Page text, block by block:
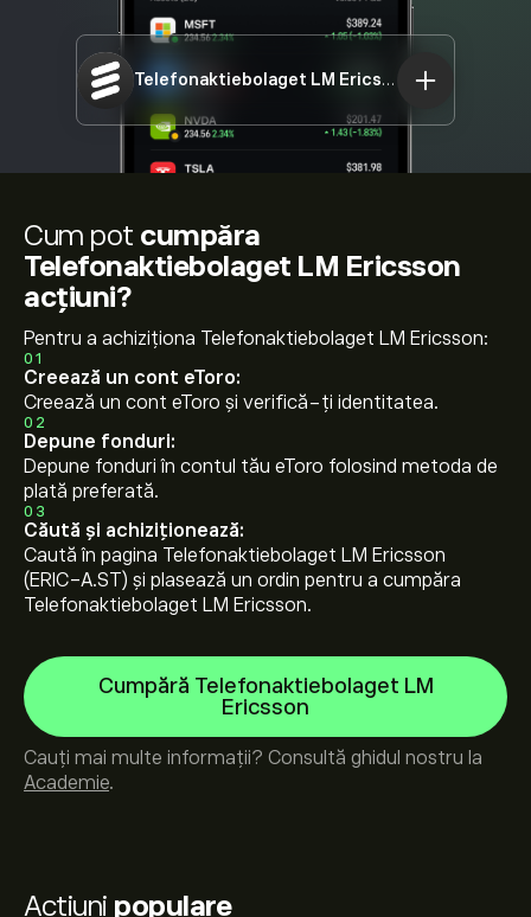
Telefonaktiebolaget LM Ericsson ERIC-A.ST
Acțiuni populare
Cum pot cumpăra
Telefonaktiebolaget LM Ericsson
acțiuni?
Pentru a achiziționa Telefonaktiebolaget LM Ericsson:
01
Creează un cont eToro:
Creează un cont eToro și verifică-ți identitatea.
02
Depune fonduri:
Depune fonduri în contul tău eToro folosind metoda de
plată preferată.
03
Căută și achiziționează:
Caută în pagina Telefonaktiebolaget LM Ericsson
(ERIC-A.ST) și plasează un ordin pentru a cumpăra
Telefonaktiebolaget LM Ericsson.
Cumpără Telefonaktiebolaget LM
Ericsson
Cauți mai multe informații? Consultă ghidul nostru la
Academie.